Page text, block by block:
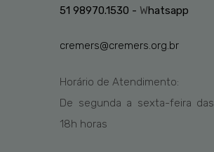
51 98970.1530 - Whatsapp
cremers@cremers.org.br
Horário de Atendimento:
De segunda a sexta-feira das
18h horas